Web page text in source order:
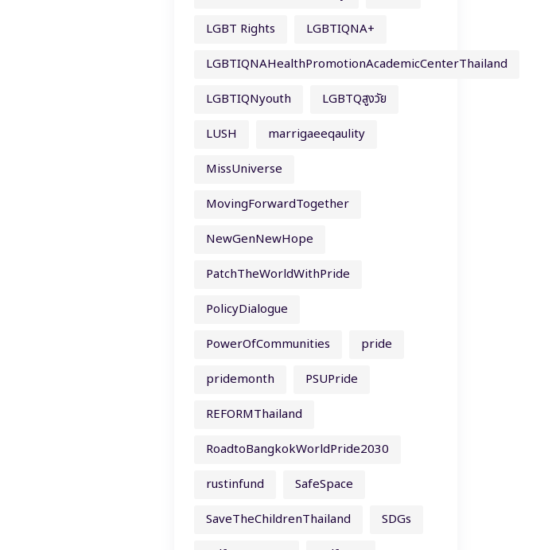
LGBT Rights
LGBTIQNA+
LGBTIQNAHealthPromotionAcademicCenterThailand
LGBTIQNyouth
LGBTQสูงวัย
LUSH
marrigaeeqaulity
MissUniverse
MovingForwardTogether
NewGenNewHope
PatchTheWorldWithPride
PolicyDialogue
PowerOfCommunities
pride
pridemonth
PSUPride
REFORMThailand
RoadtoBangkokWorldPride2030
rustinfund
SafeSpace
SaveTheChildrenThailand
SDGs